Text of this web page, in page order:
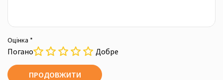
Оцінка *
Погано Добре
ПРОДОВЖИТИ